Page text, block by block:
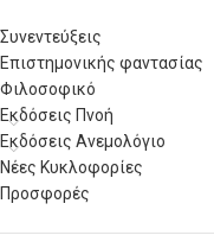
Συνεντεύξεις
Επιστημονικής φαντασίας
Φιλοσοφικό
Εκδόσεις Πνοή
Εκδόσεις Ανεμολόγιο
Νέες Κυκλοφορίες
Προσφορές